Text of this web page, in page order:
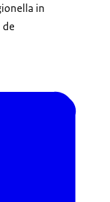
in
de